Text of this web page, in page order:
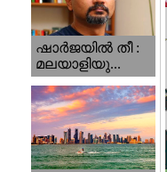
ഷാര്‍ജയില്‍ തീ :
മലയാളിയു...